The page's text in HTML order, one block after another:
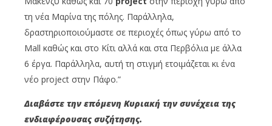
τη νέα Μαρίνα της πόλης. Παράλληλα,
δραστηριοποιούμαστε σε περιοχές όπως γύρω από το
Mall καθώς και στο Κίτι αλλά και στα Περβόλια με άλλα
6 έργα. Παράλληλα, αυτή τη στιγμή ετοιμάζεται κι ένα
νέο project στην Πάφο.”
Διαβάστε την επόμενη Κυριακή την συνέχεια της
ενδιαφέρουσας συζήτησης.